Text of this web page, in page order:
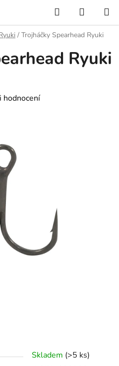
Hledat
KOŠÍK
/ Trojháčky Spearhead Ryuki
Skladem (>5 ks)
Ryuki
hodnocení